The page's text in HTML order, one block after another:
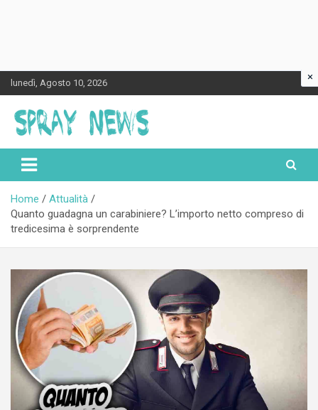
Skip
to
content
lunedì, Agosto 10, 2026
Spraynews.it
Home
Attualità
Quanto guadagna un carabiniere? L’importo netto compreso di
tredicesima è sorprendente
×